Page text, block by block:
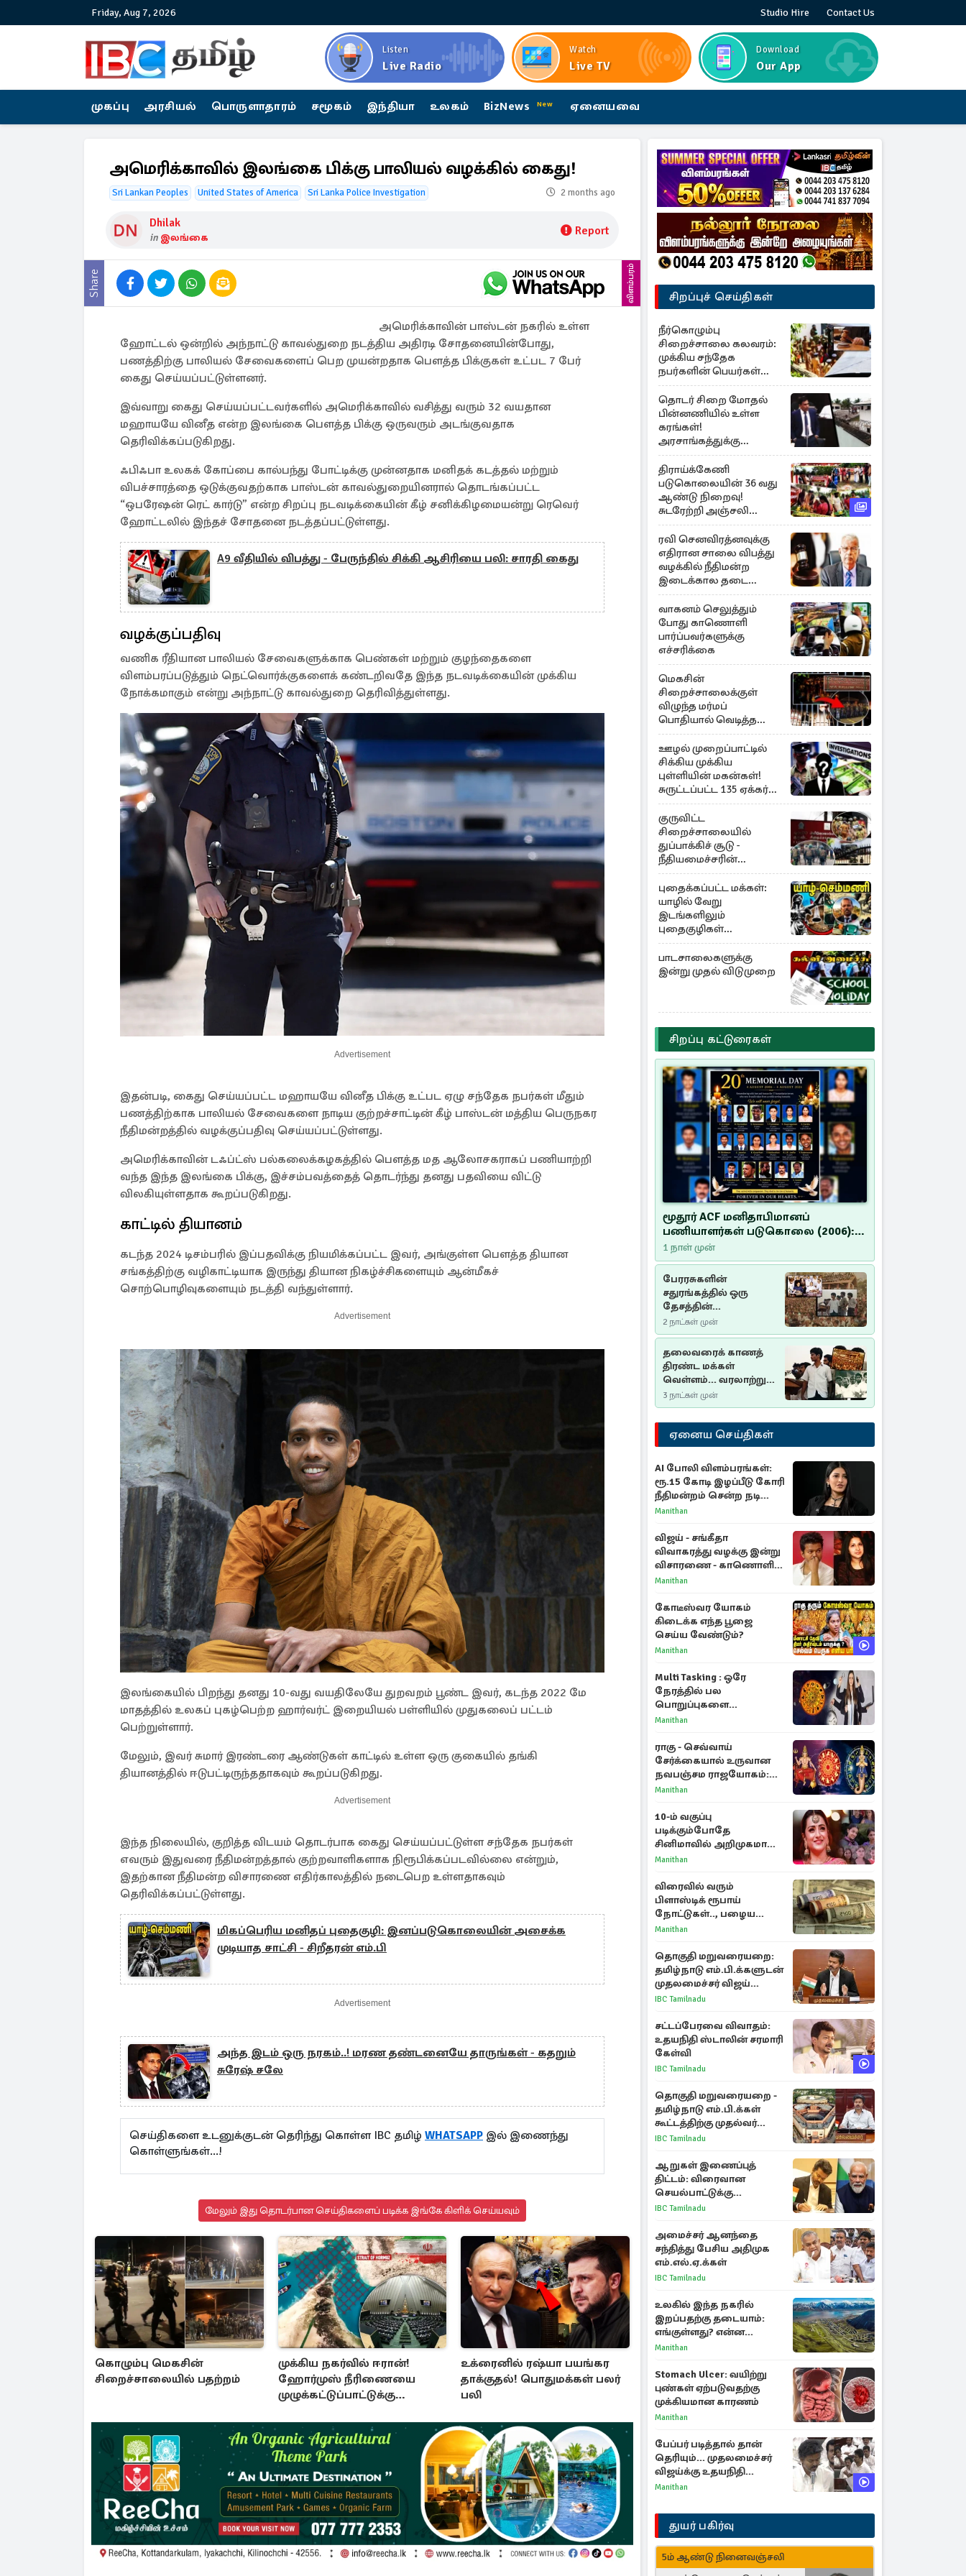
Friday, Aug 7, 2026 Studio Hire Contact Us
Listen
Live Radio
Watch
Live TV
Download
Our App
முகப்பு அரசியல் பொருளாதாரம் சமூகம் இந்தியா உலகம் BizNews New ஏனையவை
அமெரிக்காவில் இலங்கை பிக்கு பாலியல் வழக்கில் கைது!
Sri Lankan Peoples United States of America Sri Lanka Police Investigation 2 months ago
Dhilak
in இலங்கை Report
Share விளம்பரம்
அமெரிக்காவின் பாஸ்டன் நகரில் உள்ள
ஹோட்டல் ஒன்றில் அந்நாட்டு காவல்துறை நடத்திய அதிரடி சோதனையின்போது,
பணத்திற்கு பாலியல் சேவைகளைப் பெற முயன்றதாக பௌத்த பிக்குகள் உட்பட 7 பேர்
கைது செய்யப்பட்டுள்ளனர்.
இவ்வாறு கைது செய்யப்பட்டவர்களில் அமெரிக்காவில் வசித்து வரும் 32 வயதான
மஹாயயே வினீத என்ற இலங்கை பௌத்த பிக்கு ஒருவரும் அடங்குவதாக
தெரிவிக்கப்படுகிறது.
ஃபிஃபா உலகக் கோப்பை கால்பந்து போட்டிக்கு முன்னதாக மனிதக் கடத்தல் மற்றும்
விபச்சாரத்தை ஒடுக்குவதற்காக பாஸ்டன் காவல்துறையினரால் தொடங்கப்பட்ட
“ஒபரேஷன் ரெட் கார்டு” என்ற சிறப்பு நடவடிக்கையின் கீழ் சனிக்கிழமையன்று ரெவெர்
ஹோட்டலில் இந்தச் சோதனை நடத்தப்பட்டுள்ளது.
A9 வீதியில் விபத்து - பேருந்தில் சிக்கி ஆசிரியை பலி: சாரதி கைது
வழக்குப்பதிவு
வணிக ரீதியான பாலியல் சேவைகளுக்காக பெண்கள் மற்றும் குழந்தைகளை
விளம்பரப்படுத்தும் நெட்வொர்க்குகளைக் கண்டறிவதே இந்த நடவடிக்கையின் முக்கிய
நோக்கமாகும் என்று அந்நாட்டு காவல்துறை தெரிவித்துள்ளது.
Advertisement
இதன்படி, கைது செய்யப்பட்ட மஹாயயே வினீத பிக்கு உட்பட ஏழு சந்தேக நபர்கள் மீதும்
பணத்திற்காக பாலியல் சேவைகளை நாடிய குற்றச்சாட்டின் கீழ் பாஸ்டன் மத்திய பெருநகர
நீதிமன்றத்தில் வழக்குப்பதிவு செய்யப்பட்டுள்ளது.
அமெரிக்காவின் டஃப்ட்ஸ் பல்கலைக்கழகத்தில் பௌத்த மத ஆலோசகராகப் பணியாற்றி
வந்த இந்த இலங்கை பிக்கு, இச்சம்பவத்தைத் தொடர்ந்து தனது பதவியை விட்டு
விலகியுள்ளதாக கூறப்படுகிறது.
காட்டில் தியானம்
கடந்த 2024 டிசம்பரில் இப்பதவிக்கு நியமிக்கப்பட்ட இவர், அங்குள்ள பௌத்த தியான
சங்கத்திற்கு வழிகாட்டியாக இருந்து தியான நிகழ்ச்சிகளையும் ஆன்மீகச்
சொற்பொழிவுகளையும் நடத்தி வந்துள்ளார்.
Advertisement
இலங்கையில் பிறந்து தனது 10-வது வயதிலேயே துறவறம் பூண்ட இவர், கடந்த 2022 மே
மாதத்தில் உலகப் புகழ்பெற்ற ஹார்வர்ட் இறையியல் பள்ளியில் முதுகலைப் பட்டம்
பெற்றுள்ளார்.
மேலும், இவர் சுமார் இரண்டரை ஆண்டுகள் காட்டில் உள்ள ஒரு குகையில் தங்கி
தியானத்தில் ஈடுபட்டிருந்ததாகவும் கூறப்படுகிறது.
Advertisement
இந்த நிலையில், குறித்த விடயம் தொடர்பாக கைது செய்யப்பட்டுள்ள சந்தேக நபர்கள்
எவரும் இதுவரை நீதிமன்றத்தால் குற்றவாளிகளாக நிரூபிக்கப்படவில்லை என்றும்,
இதற்கான நீதிமன்ற விசாரணை எதிர்காலத்தில் நடைபெற உள்ளதாகவும்
தெரிவிக்கப்பட்டுள்ளது.
மிகப்பெரிய மனிதப் புதைகுழி: இனப்படுகொலையின் அசைக்க
முடியாத சாட்சி - சிறீதரன் எம்.பி
Advertisement
அந்த இடம் ஒரு நரகம்..! மரண தண்டனையே தாருங்கள் - கதறும்
சுரேஷ் சலே
செய்திகளை உடனுக்குடன் தெரிந்து கொள்ள IBC தமிழ் WHATSAPP இல் இணைந்து
கொள்ளுங்கள்...!
மேலும் இது தொடர்பான செய்திகளைப் படிக்க இங்கே கிளிக் செய்யவும்
கொழும்பு மெகசின்
சிறைச்சாலையில் பதற்றம்
முக்கிய நகர்வில் ஈரான்!
ஹோர்முஸ் நீரிணையை
முழுக்கட்டுப்பாட்டுக்கு
உக்ரைனில் ரஷ்யா பயங்கர
தாக்குதல்! பொதுமக்கள் பலர்
பலி
சிறப்புச் செய்திகள்
நீர்கொழும்பு
சிறைச்சாலை கலவரம்:
முக்கிய சந்தேக
நபர்களின் பெயர்கள்
நீதிமன்றில் சமர்ப்பிப்பு!
தொடர் சிறை மோதல்
பின்னணியில் உள்ள
கரங்கள்!
அரசாங்கத்துக்கு
கிடைத்த புலனாய்வு
தகவல்
திராய்க்கேணி
படுகொலையின் 36 வது
ஆண்டு நிறைவு!
சுடரேற்றி அஞ்சலி
செலுத்திய மக்கள்
ரவி செனவிரத்னவுக்கு
எதிரான சாலை விபத்து
வழக்கில் நீதிமன்ற
இடைக்கால தடை
உத்தரவு!
வாகனம் செலுத்தும்
போது காணொளி
பார்ப்பவர்களுக்கு
எச்சரிக்கை
மெகசின்
சிறைச்சாலைக்குள்
விழுந்த மர்மப்
பொதியால் வெடித்த
மோதல் - ஒருவர் பலி :
பலர் காயம்
ஊழல் முறைப்பாட்டில்
சிக்கிய முக்கிய
புள்ளியின் மகன்கள்!
சுருட்டப்பட்ட 135 ஏக்கர்
தேயிலைத் தோட்டம்
குருவிட்ட
சிறைச்சாலையில்
துப்பாக்கிச் சூடு -
நீதியமைச்சரின்
அறிவிப்பு
புதைக்கப்பட்ட மக்கள்:
யாழில் வேறு
இடங்களிலும்
புதைகுழிகள்
இருக்கலாம்..!
எழுமாற்றாக அகழ்வு
பாடசாலைகளுக்கு
இன்று முதல் விடுமுறை
சிறப்பு கட்டுரைகள்
மூதூர் ACF மனிதாபிமானப்
பணியாளர்கள் படுகொலை (2006):
20 ஆண்டுகளாகியும் நீதி
மறுக்கப்பட்ட மனிதாபிமானப்
பேரவலம்
1 நாள் முன்
பேரரசுகளின்
சதுரங்கத்தில் ஒரு
தேசத்தின்
தீர்க்கதரிசனம் :
சுதுமலை பிரகடனம்
ஒரு வரலாற்றுப் பாடம்
2 நாட்கள் முன்
தலைவரைக் காணத்
திரண்ட மக்கள்
வெள்ளம்... வரலாற்றுச்
சிறப்புமிக்க சுதுமலைப்
பிரகடனம்…
3 நாட்கள் முன்
ஏனைய செய்திகள்
AI போலி விளம்பரங்கள்:
ரூ.15 கோடி இழப்பீடு கோரி
நீதிமன்றம் சென்ற நடிகை
ஸ்ருதி ஹாசன்!
Manithan
விஜய் - சங்கீதா
விவாகரத்து வழக்கு இன்று
விசாரணை - காணொளி
மூலம் ஆஜராக வாய்ப்பு
Manithan
கோடீஸ்வர யோகம்
கிடைக்க எந்த பூஜை
செய்ய வேண்டும்?
Manithan
Multi Tasking : ஒரே
நேரத்தில் பல
பொறுப்புகளை
கையாளும் டாப் 3 ராசிகள்!
Manithan
ராகு - செவ்வாய்
சேர்க்கையால் உருவான
நவபஞ்சம ராஜயோகம்:
அதிர்ஷ்டம் பெறும் 3
Manithan
10-ம் வகுப்பு
படிக்கும்போதே
சினிமாவில் அறிமுகமான
த்ரிஷா! உண்மையை
காந்தி
Manithan
விரைவில் வரும்
பிளாஸ்டிக் ரூபாய்
நோட்டுகள்.., பழைய
காகித நோட்டுகள்
Manithan
தொகுதி மறுவரையறை:
தமிழ்நாடு எம்.பி.க்களுடன்
முதலமைச்சர் விஜய்
ஆலோசனை
IBC Tamilnadu
சட்டப்பேரவை விவாதம்:
உதயநிதி ஸ்டாலின் சரமாரி
கேள்வி
IBC Tamilnadu
தொகுதி மறுவரையறை -
தமிழ்நாடு எம்.பி.க்கள்
கூட்டத்திற்கு முதல்வர்
விஜய் அழைப்பு
IBC Tamilnadu
ஆறுகள் இணைப்புத்
திட்டம்: விரைவான
செயல்பாட்டுக்கு
பிரதமருக்கு முதலமைச்சர்
IBC Tamilnadu
அமைச்சர் ஆனந்தை
சந்தித்து பேசிய அதிமுக
எம்.எல்.ஏ.க்கள்
IBC Tamilnadu
உலகில் இந்த நகரில்
இறப்பதற்கு தடையாம்:
எங்குள்ளது? என்ன
காரணம் தெரியுமா?
Manithan
Stomach Ulcer: வயிற்று
புண்கள் ஏற்படுவதற்கு
முக்கியமான காரணம்
Manithan
பேப்பர் படித்தால் தான்
தெரியும்... முதலமைச்சர்
விஜய்க்கு உதயநிதி
ஸ்டாலின் பதிலடி
Manithan
துயர் பகிர்வு
5ம் ஆண்டு நினைவஞ்சலி